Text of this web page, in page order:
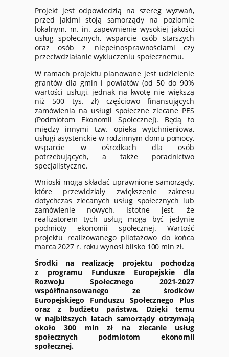
Projekt jest odpowiedzią na szereg wyzwań,
przed jakimi stoją samorządy na poziomie
lokalnym, m. in. zapewnienie wysokiej jakości
usług społecznych, wsparcie osób starszych
oraz osób z niepełnosprawnościami czy
przeciwdziałanie wykluczeniu społecznemu.
W ramach projektu planowane jest udzielenie
grantów dla gmin i powiatów (od 50 do 90%
wartości usługi, jednak na kwotę nie większą
niż 500 tys. zł) częściowo finansujących
zamówienia na usługi społeczne zlecane PES
(Podmiotom Ekonomii Społecznej). Będą to
między innymi tzw. opieka wytchnieniowa,
usługi asystenckie w rodzinnym domu pomocy,
wsparcie w ośrodkach dla osób
potrzebujących, a także poradnictwo
specjalistyczne.
Wnioski mogą składać uprawnione samorządy,
które przewidziały zwiększenie zakresu
dotychczas zlecanych usług społecznych lub
zamówienie nowych. Istotne jest, że
realizatorem tych usług mogą być jedynie
podmioty ekonomii społecznej. Wartość
projektu realizowanego pilotażowo do końca
marca 2027 r. roku wynosi blisko 100 mln zł.
Środki na realizację projektu pochodzą
z programu Fundusze Europejskie dla
Rozwoju Społecznego 2021-2027
współfinansowanego ze środków
Europejskiego Funduszu Społecznego Plus
oraz z budżetu państwa. Dzięki temu
w najbliższych latach samorządy otrzymają
około 300 mln zł na zlecanie usług
społecznych podmiotom ekonomii
społecznej.